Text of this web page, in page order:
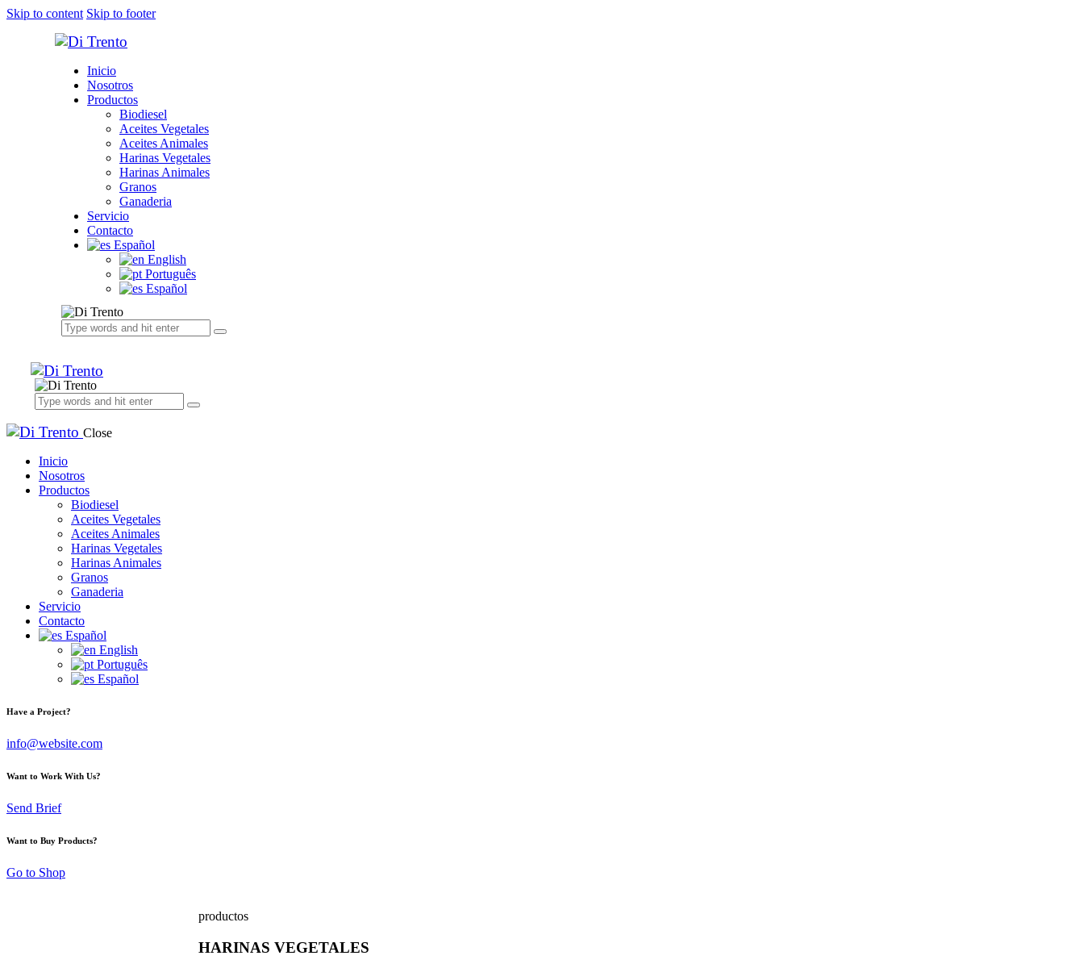
Skip to content Skip to footer
Inicio
Nosotros
Productos
Biodiesel
Aceites Vegetales
Aceites Animales
Harinas Vegetales
Harinas Animales
Granos
Ganaderia
Servicio
Contacto
Español
English
Português
Español
Close
Inicio
Nosotros
Productos
Biodiesel
Aceites Vegetales
Aceites Animales
Harinas Vegetales
Harinas Animales
Granos
Ganaderia
Servicio
Contacto
Español
English
Português
Español
Have a Project?
info@website.com
Want to Work With Us?
Send Brief
Want to Buy Products?
Go to Shop
productos
HARINAS VEGETALES